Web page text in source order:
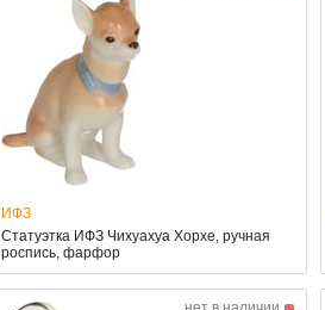
ИФЗ
Статуэтка ИФЗ Чихуахуа Хорхе, ручная
роспись, фарфор